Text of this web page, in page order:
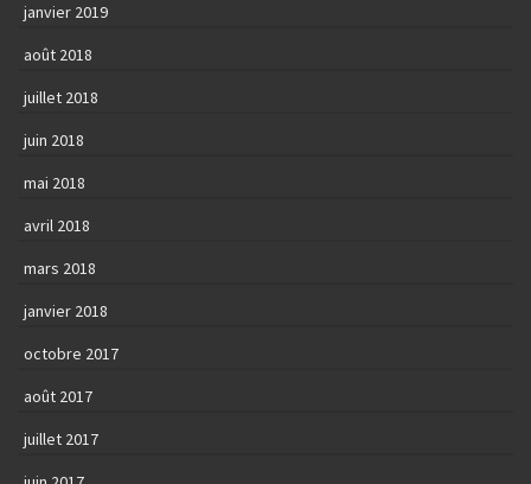
janvier 2019
août 2018
juillet 2018
juin 2018
mai 2018
avril 2018
mars 2018
janvier 2018
octobre 2017
août 2017
juillet 2017